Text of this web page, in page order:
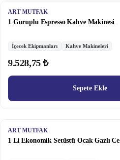
ART MUTFAK
1 Guruplu Espresso Kahve Makinesi
İçecek Ekipmanları Kahve Makineleri
9.528,75 ₺
Sepete Ekle
ART MUTFAK
1 Li Ekonomik Setüstü Ocak Gazlı Ce